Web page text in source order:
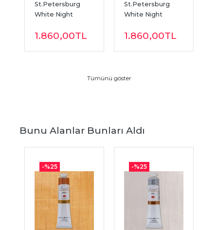
St.Petersburg
White Night
Seti 8 Renk
1.860,00TL
St.Petersburg
White Night
Seti 8 Renk
1.860,00TL
Tümünü göster
Bunu Alanlar Bunları Aldı
-%25 -%25